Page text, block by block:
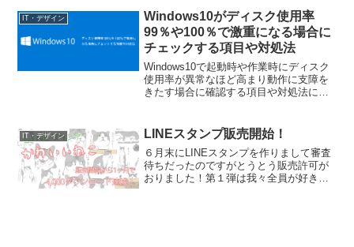
ゴっぽいものを作れるPhotoshop用ファ
イルを公開し...
IT・デザイン
Windows10がディスク使用率
99％や100％で激重になる場合に
チェックする項目や対処法
Windows10で起動時や作業時にディスク
使用率が異常なほど高まり動作に支障を
きたす場合に確認する項目や対処法につ
ードディスクを使用していても、それな
りの速...
IT・デザイン LINEスタンプ販売開始！
６月末にLINEスタンプを作りまして審査
待ちだったのですがとうとう販売許可が
おりました！第１弾は我々全員が好きな